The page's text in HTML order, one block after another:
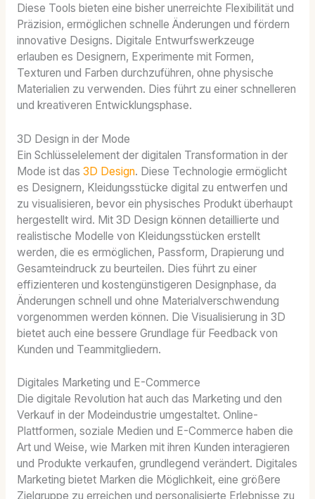
Diese Tools bieten eine bisher unerreichte Flexibilität und
Präzision, ermöglichen schnelle Änderungen und fördern
innovative Designs. Digitale Entwurfswerkzeuge
erlauben es Designern, Experimente mit Formen,
Texturen und Farben durchzuführen, ohne physische
Materialien zu verwenden. Dies führt zu einer schnelleren
und kreativeren Entwicklungsphase.
3D Design in der Mode
Ein Schlüsselelement der digitalen Transformation in der
Mode ist das 3D Design. Diese Technologie ermöglicht
es Designern, Kleidungsstücke digital zu entwerfen und
zu visualisieren, bevor ein physisches Produkt überhaupt
hergestellt wird. Mit 3D Design können detaillierte und
realistische Modelle von Kleidungsstücken erstellt
werden, die es ermöglichen, Passform, Drapierung und
Gesamteindruck zu beurteilen. Dies führt zu einer
effizienteren und kostengünstigeren Designphase, da
Änderungen schnell und ohne Materialverschwendung
vorgenommen werden können. Die Visualisierung in 3D
bietet auch eine bessere Grundlage für Feedback von
Kunden und Teammitgliedern.
Digitales Marketing und E-Commerce
Die digitale Revolution hat auch das Marketing und den
Verkauf in der Modeindustrie umgestaltet. Online-
Plattformen, soziale Medien und E-Commerce haben die
Art und Weise, wie Marken mit ihren Kunden interagieren
und Produkte verkaufen, grundlegend verändert. Digitales
Marketing bietet Marken die Möglichkeit, eine größere
Zielgruppe zu erreichen und personalisierte Erlebnisse zu